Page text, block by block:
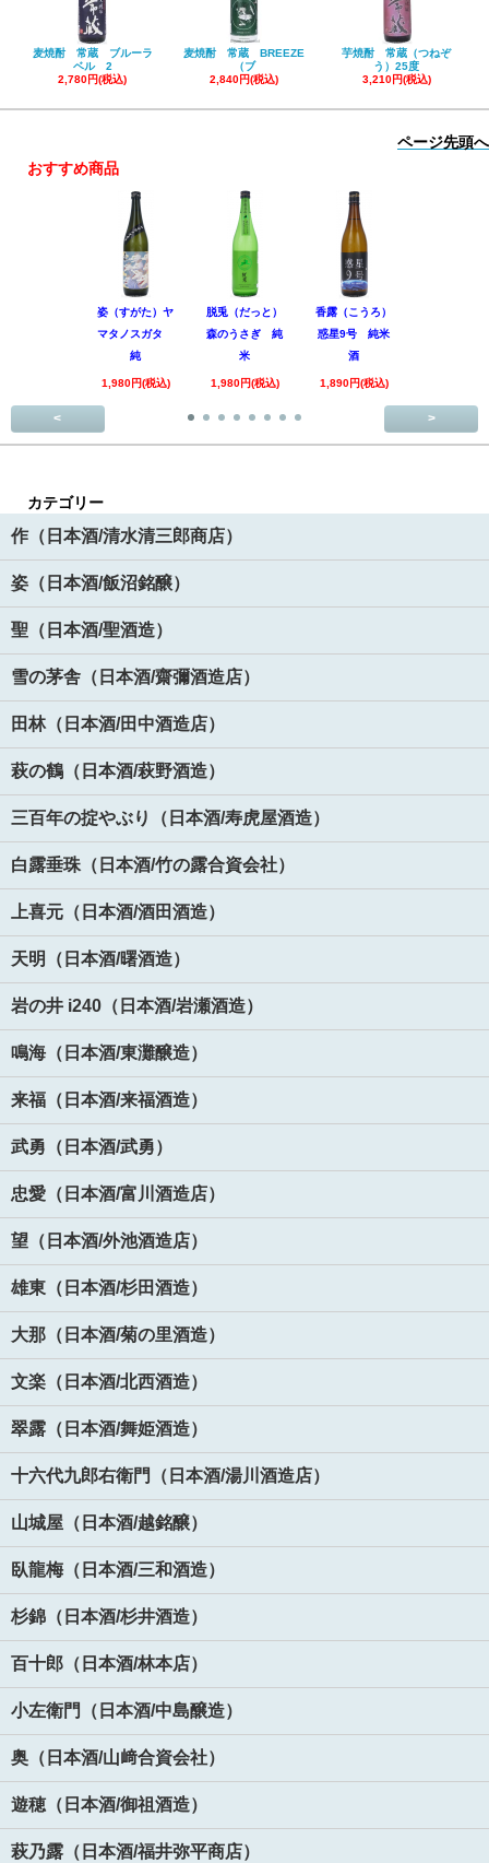
麦焼酎 常蔵 ブルーラ
ベル 2
2,780円(税込)
麦焼酎 常蔵 BREEZE
（ブ
2,840円(税込)
芋焼酎 常蔵（つねぞ
う）25度
3,210円(税込)
ページ先頭へ
おすすめ商品
姿（すがた）ヤ
マタノスガタ
純
1,980円(税込)
脱兎（だっと）
森のうさぎ 純
米
1,980円(税込)
香露（こうろ）
惑星9号 純米
酒
1,890円(税込)
< >
カテゴリー
作（日本酒/清水清三郎商店）
姿（日本酒/飯沼銘醸）
聖（日本酒/聖酒造）
雪の茅舎（日本酒/齋彌酒造店）
田林（日本酒/田中酒造店）
萩の鶴（日本酒/萩野酒造）
三百年の掟やぶり（日本酒/寿虎屋酒造）
白露垂珠（日本酒/竹の露合資会社）
上喜元（日本酒/酒田酒造）
天明（日本酒/曙酒造）
岩の井 i240（日本酒/岩瀬酒造）
鳴海（日本酒/東灘醸造）
来福（日本酒/来福酒造）
武勇（日本酒/武勇）
忠愛（日本酒/富川酒造店）
望（日本酒/外池酒造店）
雄東（日本酒/杉田酒造）
大那（日本酒/菊の里酒造）
文楽（日本酒/北西酒造）
翠露（日本酒/舞姫酒造）
十六代九郎右衛門（日本酒/湯川酒造店）
山城屋（日本酒/越銘醸）
臥龍梅（日本酒/三和酒造）
杉錦（日本酒/杉井酒造）
百十郎（日本酒/林本店）
小左衛門（日本酒/中島醸造）
奥（日本酒/山﨑合資会社）
遊穂（日本酒/御祖酒造）
萩乃露（日本酒/福井弥平商店）